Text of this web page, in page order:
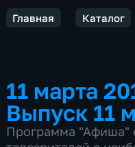
Главная Каталог
11 марта
Выпуск 11
Программа "Афиша"